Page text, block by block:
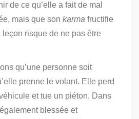
de ce qu’elle a fait de mal
mais que son karma fructifie
risque de ne pas être
qu’une personne soit
prenne le volant. Elle perd
et tue un piéton. Dans
blessée et